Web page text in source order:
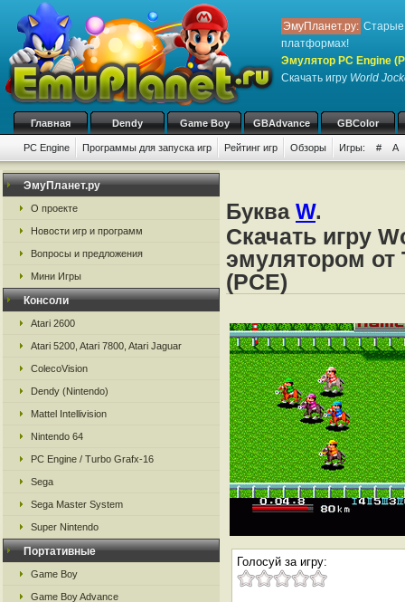
ЭмуПланет.ру: Старые
платформах!
Эмулятор PC Engine
Скачать игру World
Главная Dendy Game Boy GBAdvance GBColor
PC Engine Программы для запуска игр Рейтинг игр Обзоры Игры: # A
ЭмуПланет.ру
О проекте
Новости игр и программ
Вопросы и предложения
Мини Игры
Консоли
Atari 2600
Atari 5200, Atari 7800, Atari Jaguar
ColecoVision
Dendy (Nintendo)
Mattel Intellivision
Nintendo 64
PC Engine / Turbo Grafx-16
Sega
Sega Master System
Super Nintendo
Портативные
Game Boy
Game Boy Advance
Буква W.
Скачать игру
эмулятором от
(PCE)
Голосуй за игру: